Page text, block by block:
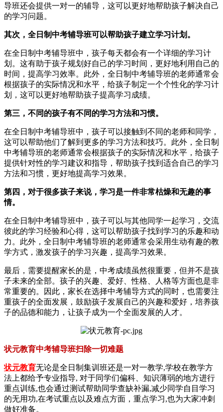
导班还会提供一对一的辅导，这可以更好地帮助孩子解决自己
的学习问题。
其次，全日制中考辅导班可以帮助孩子建立学习计划。
在全日制中考辅导班中，孩子每天都会有一个详细的学习计
划。这有助于孩子规划好自己的学习时间，更好地利用自己的
时间，提高学习效率。此外，全日制中考辅导班的老师通常会
根据孩子的实际情况和水平，给孩子制定一个个性化的学习计
划，这可以更好地帮助孩子提高学习成绩。
第三， 不同的孩子有不同的学习方法和习惯。
在全日制中考辅导班中，孩子可以接触到不同的老师和同学，
这可以帮助他们了解到更多的学习方法和技巧。此外，全日制
中考辅导班的老师通常会根据孩子的实际情况和水平，给孩子
提供针对性的学习建议和指导，帮助孩子找到适合自己的学习
方法和习惯，更好地提高学习效果。
第四， 对于很多孩子来说，学习是一件非常枯燥和无趣的事
情。
在全日制中考辅导班中，孩子可以与其他同学一起学习，交流
彼此的学习经验和心得，这可以帮助孩子找到学习的乐趣和动
力。此外，全日制中考辅导班的老师通常会采用生动有趣的教
学方式，激发孩子的学习兴趣，提高学习效果。
最后，需要提醒家长的是，中考成绩虽然很重要，但并不是孩
子未来的全部。孩子的兴趣、爱好、性格、人格等方面也是非
常重要的。因此，家长在选择中考辅导方式的同时，也需要注
重孩子的全面发展，鼓励孩子发展自己的兴趣和爱好，培养孩
子的品德和能力，让孩子成为一个全面发展的人才。
状元教育中考辅导班扫除一切难题
状元教育无论是全日制集训班还是一对一教学,学校在教学方
法上都给予专业指导, 对于同学们偏科、知识薄弱的地方进行
重点训练,也会通过测试帮助同学查缺补漏,减少同学自目学习
的无用功,在考试重点以及难点方面，重点学习,也为大家冲刺
做好准备。